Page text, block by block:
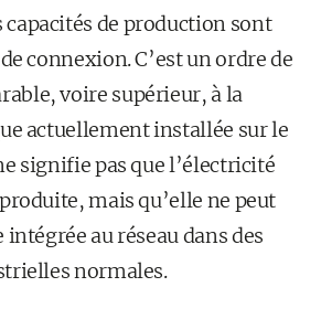
capacités de production sont
connexion. C’est un ordre de
voire supérieur, à la
actuellement installée sur le
signifie pas que l’électricité
mais qu’elle ne peut
au réseau dans des
normales.